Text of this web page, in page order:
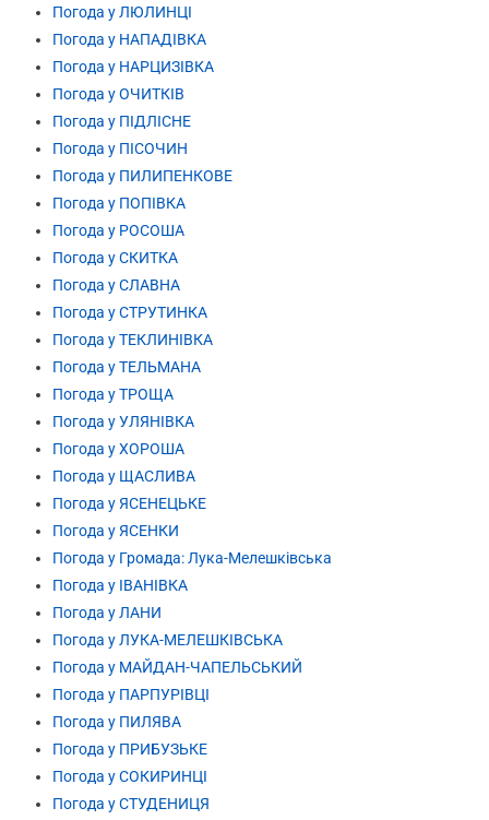
Погода у ЛЮЛИНЦІ
Погода у НАПАДІВКА
Погода у НАРЦИЗІВКА
Погода у ОЧИТКІВ
Погода у ПІДЛІСНЕ
Погода у ПІСОЧИН
Погода у ПИЛИПЕНКОВЕ
Погода у ПОПІВКА
Погода у РОСОША
Погода у СКИТКА
Погода у СЛАВНА
Погода у СТРУТИНКА
Погода у ТЕКЛИНІВКА
Погода у ТЕЛЬМАНА
Погода у ТРОЩА
Погода у УЛЯНІВКА
Погода у ХОРОША
Погода у ЩАСЛИВА
Погода у ЯСЕНЕЦЬКЕ
Погода у ЯСЕНКИ
Погода у Громада: Лука-Мелешківська
Погода у ІВАНІВКА
Погода у ЛАНИ
Погода у ЛУКА-МЕЛЕШКІВСЬКА
Погода у МАЙДАН-ЧАПЕЛЬСЬКИЙ
Погода у ПАРПУРІВЦІ
Погода у ПИЛЯВА
Погода у ПРИБУЗЬКЕ
Погода у СОКИРИНЦІ
Погода у СТУДЕНИЦЯ